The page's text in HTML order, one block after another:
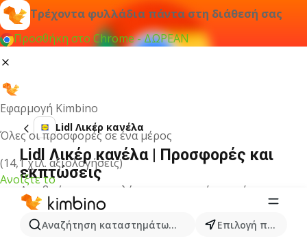
Τρέχοντα φυλλάδια πάντα στη διάθεσή σας
Προσθήκη στο Chrome - ΔΩΡΕΑΝ
Εφαρμογή Kimbino
Όλες οι προσφορές σε ένα μέρος
(14,1 χιλ. αξιολογήσεις)
Ανοίξτε το
Αναζήτηση καταστημάτων, κατηγοριών, προϊόντων...
Επιλογή πόλης
Lidl Λικέρ κανέλα
Lidl Λικέρ κανέλα | Προσφορές και
εκπτώσεις
Δεν βρήκαμε αποτελέσματα για αυτόν τον όρο.
Άλλα προϊόντα στα καταστήματα
Lidl